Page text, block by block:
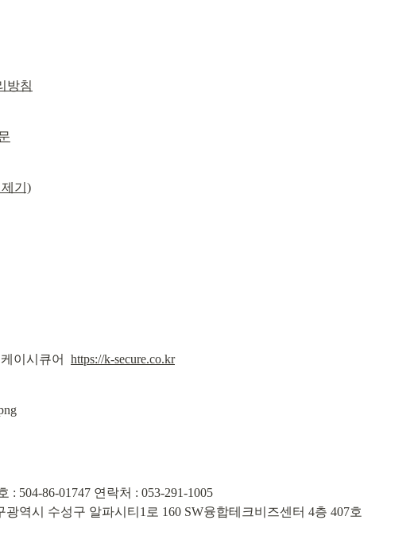
방침
기)
이시큐어 https://k-secure.co.kr
: 504-86-01747 연락처 : 053-291-1005
광역시 수성구 알파시티1로 160 SW융합테크비즈센터 4층 407호